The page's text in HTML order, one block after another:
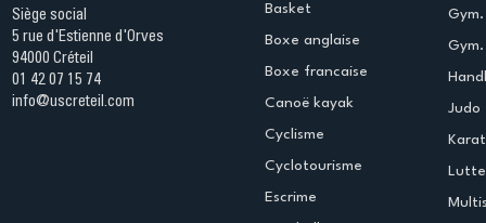
Siège social
5 rue d'Estienne d'Orves
94000 Créteil
01 42 07 15 74
info@uscreteil.com
Basket
Boxe anglaise
Boxe francaise
Canoë kayak
Cyclisme
Cyclotourisme
Escrime
Judo
Lutte